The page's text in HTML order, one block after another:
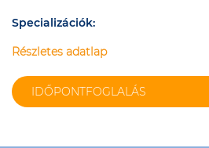
Specializációk:
Részletes adatlap
IDŐPONTFOGLALÁS